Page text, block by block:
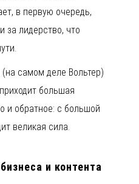
в первую очередь,
за лидерство, что
самом деле Вольтер)
большая
и обратное: с большой
великая сила.
и контента